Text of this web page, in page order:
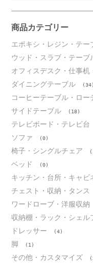
ブ
商品カテゴリー
エポキシ・レジン・テー
ウッド・スラブ・テーブ
オフィスデスク・仕事机
ダイニングテーブル (34)
コーヒーテーブル・ロー
サイドテーブル (18)
テレビボード・テレビ台
ソファ (0)
椅子・シングルチェア
ベッド (0)
キッチン・台所・キャビ
チェスト・収納・タンス
ワードローブ・洋服収納
収納棚・ラック・シェル
ドレッサー (4)
脚 (1)
その他・カスタマイズ